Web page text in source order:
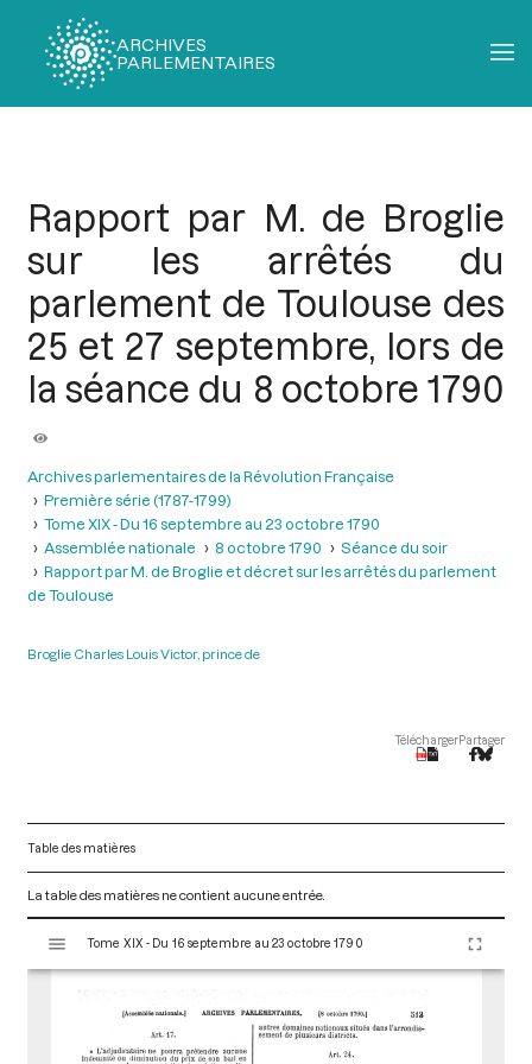
ARCHIVES
PARLEMENTAIRES
Rapport par M. de Broglie
sur les arrêtés du
parlement de Toulouse des
25 et 27 septembre, lors de
la séance du 8 octobre 1790
Archives parlementaires de la Révolution Française
Première série (1787-1799)
Tome XIX - Du 16 septembre au 23 octobre 1790
Assemblée nationale
8 octobre 1790
Séance du soir
Rapport par M. de Broglie et décret sur les arrêtés du parlement
de Toulouse
Broglie Charles Louis Victor, prince de
TéléchargerPartager
Table des matières
La table des matières ne contient aucune entrée.
s
Tome XIX - Du 16 septembre au 23 octobre 1790